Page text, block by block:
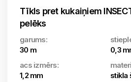
Tīkls pret kukaiņiem
pelēks
garums:
30 m
0,3
acs izmērs:
1,2 mm
stikla